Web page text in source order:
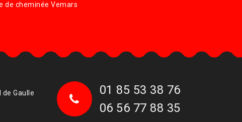
de cheminée Vemars
de Gaulle
01 85 53 38 76
06 56 77 88 35